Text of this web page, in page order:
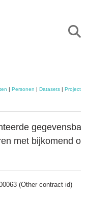
| Personen | Datasets | Projecten
met bijkomend
(Other contract id)